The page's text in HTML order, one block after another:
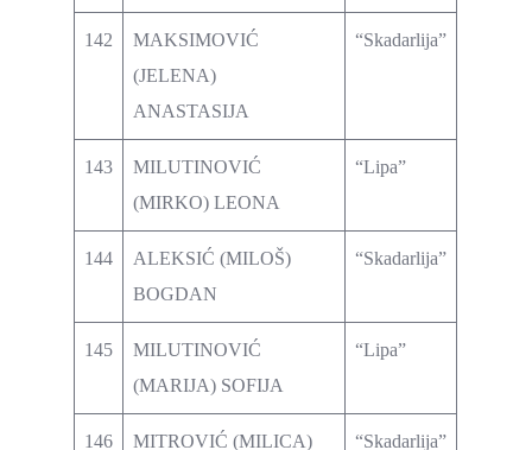
142
MAKSIMOVIĆ
(JELENA)
ANASTASIJA
“Skadarlija”
143
MILUTINOVIĆ
(MIRKO) LEONA
“Lipa”
144
ALEKSIĆ (MILOŠ)
BOGDAN
“Skadarlija”
145
MILUTINOVIĆ
(MARIJA) SOFIJA
“Lipa”
146
MITROVIĆ (MILICA)
“Skadarlija”